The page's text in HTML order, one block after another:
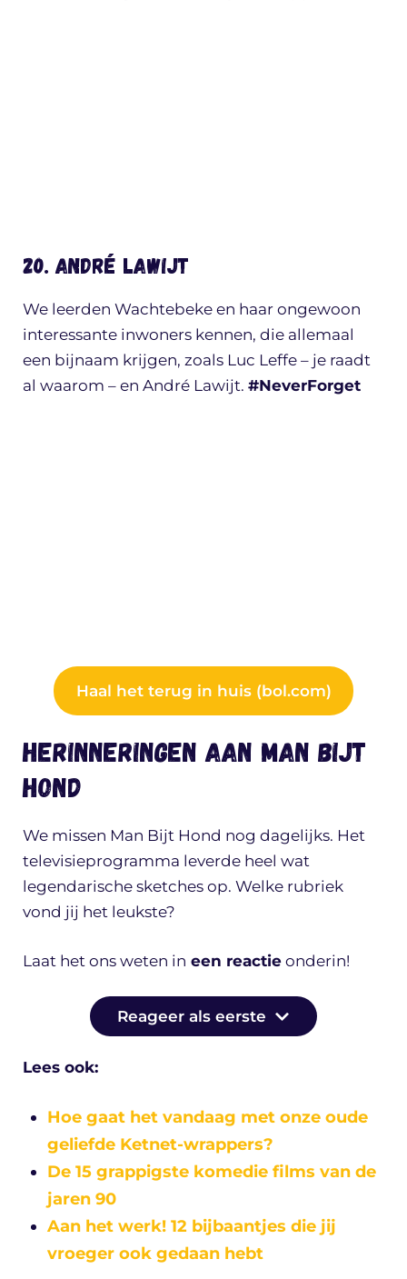
20. André Lawijt
We leerden Wachtebeke en haar ongewoon
interessante inwoners kennen, die allemaal
een bijnaam krijgen, zoals Luc Leffe – je raadt
al waarom – en André Lawijt. #NeverForget
Haal het terug in huis (bol.com)
Herinneringen aan Man Bijt
Hond
We missen Man Bijt Hond nog dagelijks. Het
televisieprogramma leverde heel wat
legendarische sketches op. Welke rubriek
vond jij het leukste?
Laat het ons weten in een reactie onderin!
Reageer als eerste
Lees ook:
Hoe gaat het vandaag met onze oude
geliefde Ketnet-wrappers?
De 15 grappigste komedie films van de
jaren 90
Aan het werk! 12 bijbaantjes die jij
vroeger ook gedaan hebt